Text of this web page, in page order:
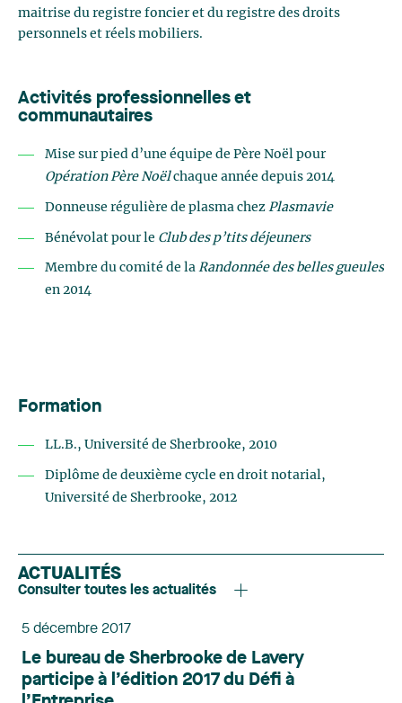
maitrise du registre foncier et du registre des droits
personnels et réels mobiliers.
Activités professionnelles et
communautaires
Mise sur pied d’une équipe de Père Noël pour
Opération Père Noëlchaque année depuis 2014
Donneuse régulière de plasma chez Plasmavie
Bénévolat pour le Club des p’tits déjeuners
Membre du comité de la Randonnée des belles gueules
en 2014
Formation
LL.B., Université de Sherbrooke, 2010
Diplôme de deuxième cycle en droit notarial,
Université de Sherbrooke, 2012
ACTUALITÉS
Consulter toutes les actualités
5 décembre 2017
Le bureau de Sherbrooke de Lavery
participe à l’édition 2017 du Défi à